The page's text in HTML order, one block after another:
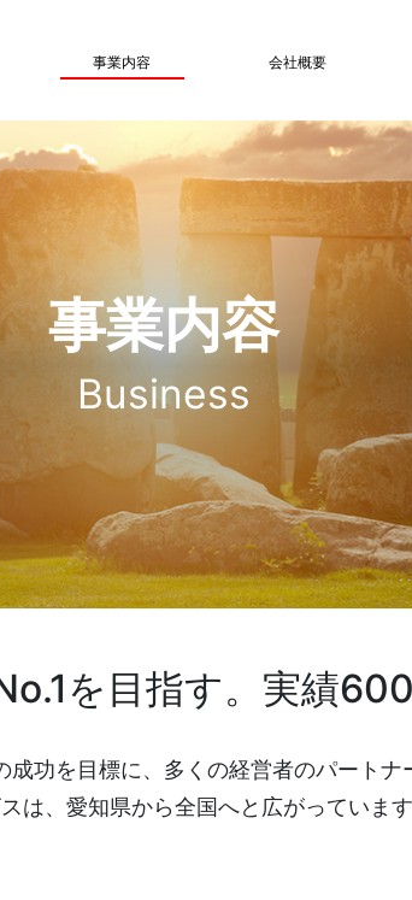
事業内容 会社概要
事業内容
Business
を目指す。実績
功を目標に、多くの経営者のパートナ
は、愛知県から全国へと広がっています